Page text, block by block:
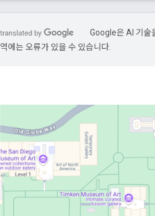
Google은 AI 기술
역에는 오류가 있을 수 있습니다.